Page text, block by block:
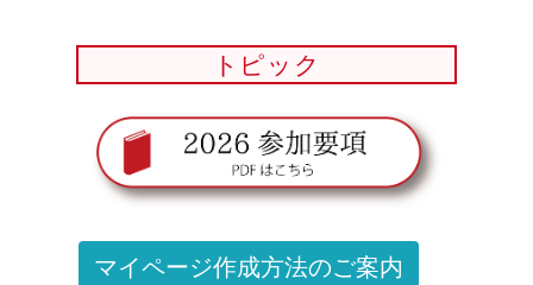
トピック
マイページ作成方法のご案内